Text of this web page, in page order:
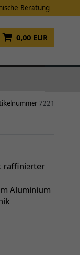
Beratung
0,00 EUR
7221
raffinierter
Aluminium